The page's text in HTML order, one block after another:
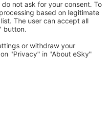
speciale pentru utilizatorii